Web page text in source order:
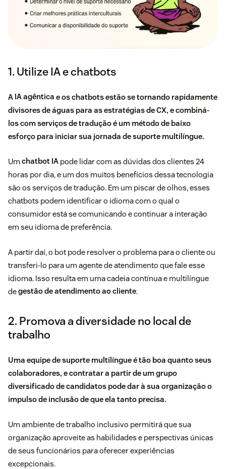
1. Utilize IA e chatbots
A IA agêntica e os chatbots estão se tornando rapidamente
divisores de águas para as estratégias de CX, e combiná-
los com serviços de tradução é um método de baixo
esforço para iniciar sua jornada de suporte multilíngue.
Um chatbot IA pode lidar com as dúvidas dos clientes 24
horas por dia, e um dos muitos benefícios dessa tecnologia
são os serviços de tradução. Em um piscar de olhos, esses
chatbots podem identificar o idioma com o qual o
consumidor está se comunicando e continuar a interação
em seu idioma de preferência.
A partir daí, o bot pode resolver o problema para o cliente ou
transferi-lo para um agente de atendimento que fale esse
idioma. Isso resulta em uma cadeia contínua e multilíngue
degestão de atendimento ao cliente.
2. Promova a diversidade no local de
trabalho
Uma equipe de suporte multilíngue é tão boa quanto seus
colaboradores, e contratar a partir de um grupo
diversificado de candidatos pode dar à sua organização o
impulso de inclusão de que ela tanto precisa.
Um ambiente de trabalho inclusivo permitirá que sua
organização aproveite as habilidades e perspectivas únicas
de seus funcionários para oferecer experiências
excepcionais.